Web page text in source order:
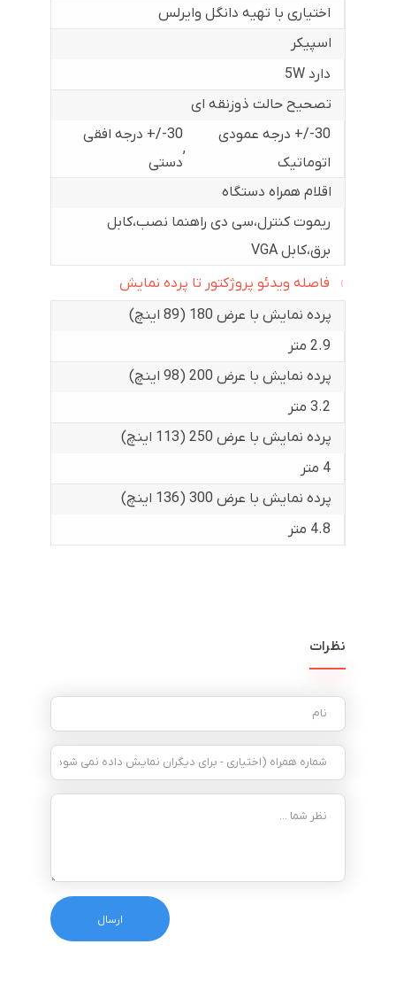
اختیاری با تهیه دانگل وایرلس
اسپیکر
دارد 5W
تصحیح حالت ذوزنقه ای
30-/+ درجه عمودی
اتوماتیک
,
30-/+ درجه افقی
دستی
اقلام همراه دستگاه
ریموت کنترل،سی دی راهنما نصب،کابل
برق،کابل VGA
فاصله ویدئو پروژکتور تا پرده نمایش
پرده نمایش با عرض 180 (89 اینچ)
2.9 متر
پرده نمایش با عرض 200 (98 اینچ)
3.2 متر
پرده نمایش با عرض 250 (113 اینچ)
4 متر
پرده نمایش با عرض 300 (136 اینچ)
4.8 متر
نظرات